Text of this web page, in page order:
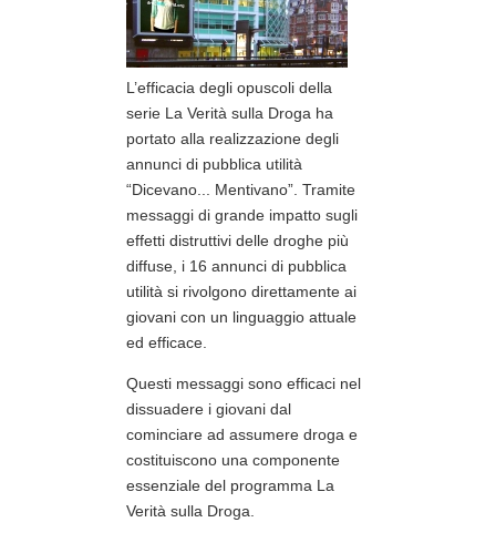
L’efficacia degli opuscoli della
serie La Verità sulla Droga ha
portato alla realizzazione degli
annunci di pubblica utilità
“Dicevano... Mentivano”. Tramite
messaggi di grande impatto sugli
effetti distruttivi delle droghe più
diffuse, i 16 annunci di pubblica
utilità si rivolgono direttamente ai
giovani con un linguaggio attuale
ed efficace.
Questi messaggi sono efficaci nel
dissuadere i giovani dal
cominciare ad assumere droga e
costituiscono una componente
essenziale del programma La
Verità sulla Droga.